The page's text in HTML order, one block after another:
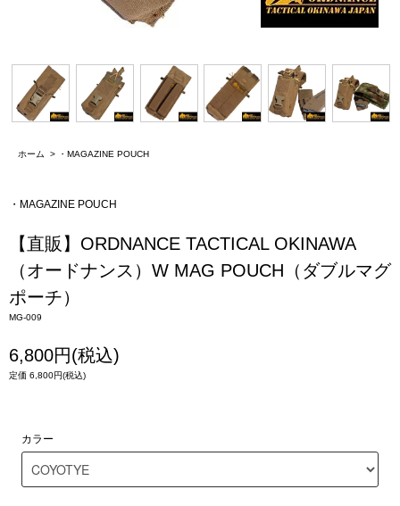
ホーム > ・MAGAZINE POUCH
・MAGAZINE POUCH
【直販】ORDNANCE TACTICAL OKINAWA
（オードナンス）W MAG POUCH（ダブルマグ
ポーチ）
MG-009
6,800円(税込)
定価 6,800円(税込)
カラー